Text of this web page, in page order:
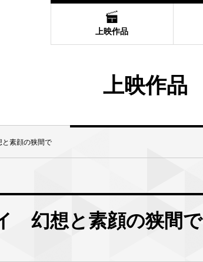
上映作品
上映作品
素顔の狭間で
幻想と素顔の狭間で